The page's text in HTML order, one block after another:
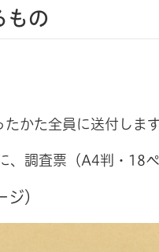
もの
かた全員に送付します
、調査票（A4判・18
ジ）